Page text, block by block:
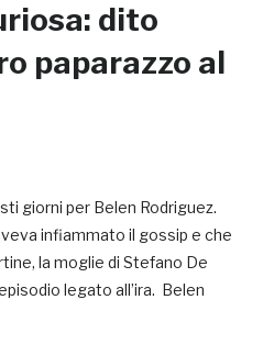
dito
paparazzo al
giorni per Belen Rodriguez.
infiammato il gossip e che
la moglie di Stefano De
legato all’ira. Belen